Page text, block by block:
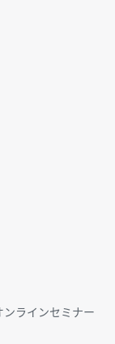
ンラインセミナー